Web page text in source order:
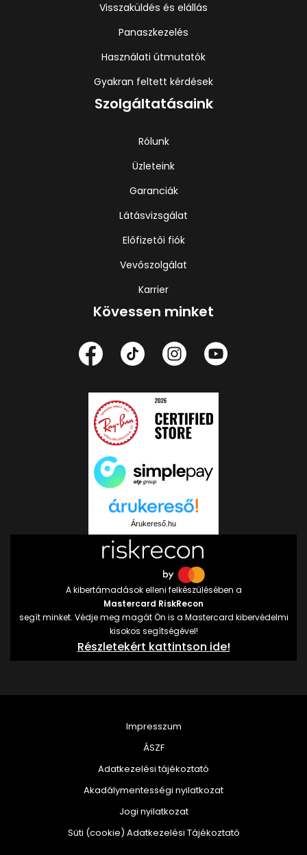
Visszaküldés és elállás
Panaszkezelés
Használati útmutatók
Gyakran feltett kérdések
Szolgáltatásaink
Rólunk
Üzleteink
Garanciák
Látásvizsgálat
Előfizetői fiók
Vevőszolgálat
Karrier
Kövessen minket
Árukereső.hu
A kibertámadások elleni felkészülésében a
Mastercard RiskRecon
segít minket. Védje meg magát Ön is a Mastercard kibervédelmi
kisokos segítségével!
Részletekért kattintson ide!
Impresszum
ÁSZF
Adatkezelési tájékoztató
Akadálymentességi nyilatkozat
Jogi nyilatkozat
Süti (cookie) Adatkezelési Tájékoztató